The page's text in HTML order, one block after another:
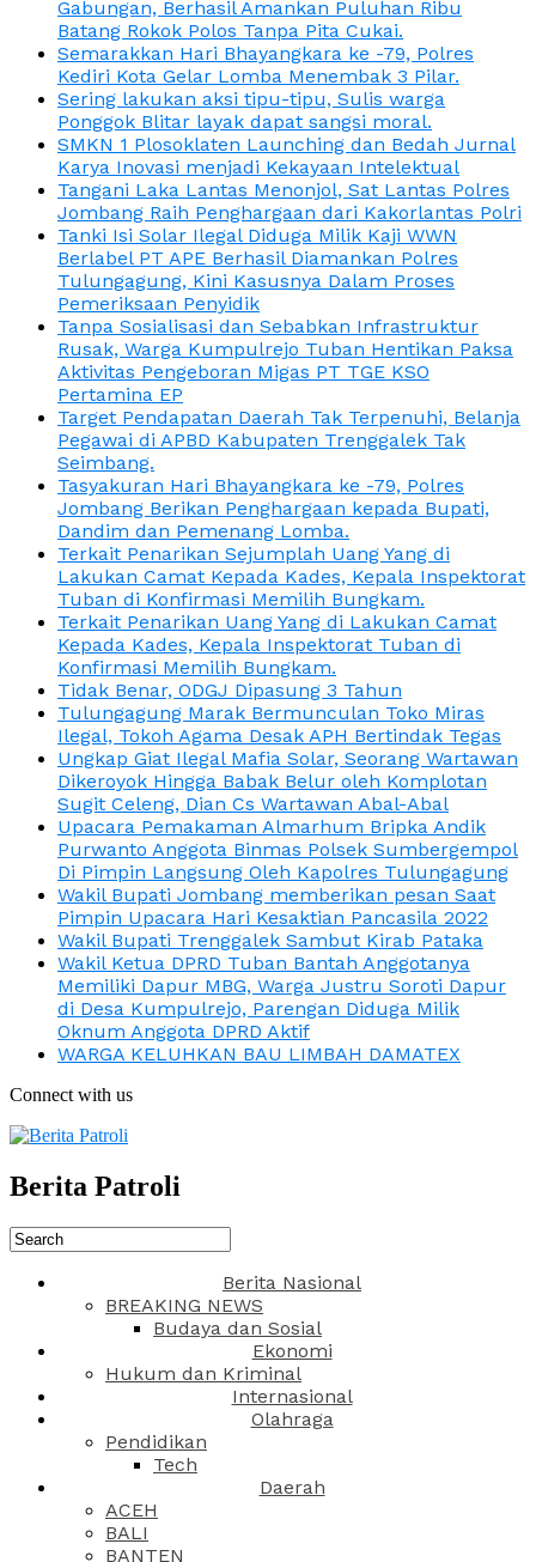
Gabungan, Berhasil Amankan Puluhan Ribu
Batang Rokok Polos Tanpa Pita Cukai.
Semarakkan Hari Bhayangkara ke -79, Polres
Kediri Kota Gelar Lomba Menembak 3 Pilar.
Sering lakukan aksi tipu-tipu, Sulis warga
Ponggok Blitar layak dapat sangsi moral.
SMKN 1 Plosoklaten Launching dan Bedah Jurnal
Karya Inovasi menjadi Kekayaan Intelektual
Tangani Laka Lantas Menonjol, Sat Lantas Polres
Jombang Raih Penghargaan dari Kakorlantas Polri
Tanki Isi Solar Ilegal Diduga Milik Kaji WWN
Berlabel PT APE Berhasil Diamankan Polres
Tulungagung, Kini Kasusnya Dalam Proses
Pemeriksaan Penyidik
Tanpa Sosialisasi dan Sebabkan Infrastruktur
Rusak, Warga Kumpulrejo Tuban Hentikan Paksa
Aktivitas Pengeboran Migas PT TGE KSO
Pertamina EP
Target Pendapatan Daerah Tak Terpenuhi, Belanja
Pegawai di APBD Kabupaten Trenggalek Tak
Seimbang.
Tasyakuran Hari Bhayangkara ke -79, Polres
Jombang Berikan Penghargaan kepada Bupati,
Dandim dan Pemenang Lomba.
Terkait Penarikan Sejumplah Uang Yang di
Lakukan Camat Kepada Kades, Kepala Inspektorat
Tuban di Konfirmasi Memilih Bungkam.
Terkait Penarikan Uang Yang di Lakukan Camat
Kepada Kades, Kepala Inspektorat Tuban di
Konfirmasi Memilih Bungkam.
Tidak Benar, ODGJ Dipasung 3 Tahun
Tulungagung Marak Bermunculan Toko Miras
Ilegal, Tokoh Agama Desak APH Bertindak Tegas
Ungkap Giat Ilegal Mafia Solar, Seorang Wartawan
Dikeroyok Hingga Babak Belur oleh Komplotan
Sugit Celeng, Dian Cs Wartawan Abal-Abal
Upacara Pemakaman Almarhum Bripka Andik
Purwanto Anggota Binmas Polsek Sumbergempol
Di Pimpin Langsung Oleh Kapolres Tulungagung
Wakil Bupati Jombang memberikan pesan Saat
Pimpin Upacara Hari Kesaktian Pancasila 2022
Wakil Bupati Trenggalek Sambut Kirab Pataka
Wakil Ketua DPRD Tuban Bantah Anggotanya
Memiliki Dapur MBG, Warga Justru Soroti Dapur
di Desa Kumpulrejo, Parengan Diduga Milik
Oknum Anggota DPRD Aktif
WARGA KELUHKAN BAU LIMBAH DAMATEX
Connect with us
Berita Patroli
Berita Nasional
BREAKING NEWS
Budaya dan Sosial
Ekonomi
Hukum dan Kriminal
Internasional
Olahraga
Pendidikan
Tech
Daerah
ACEH
BALI
BANTEN